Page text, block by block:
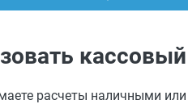
расчеты наличными